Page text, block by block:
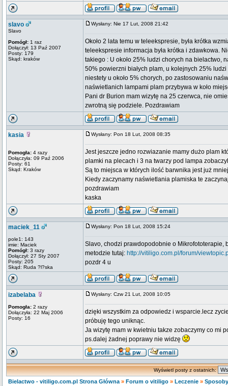
slavo
Slavo
Pomógł: 1 raz
Dołączył: 13 Paź 2007
Posty: 179
Skąd: kraków
Wysłany: Nie 17 Lut, 2008 21:42
Około 2 lata temu w teleekspresie, była krótka
teleekspresie informacja była krótka i zdawkowa.
takiego : U około 25% ludzi chorych na bielactwo,
50% powierzni białych plam, u kolejnych 25%
niestety u około 5% chorych, po zastosowaniu
naświetlanich lampami plam przybywa w koło
Pani dr Burion mam wizytę na 25 czerwca, nie
zwrotną się podziele. Pozdrawiam
kasia
Pomogła: 4 razy
Dołączyła: 09 Paź 2006
Posty: 61
Skąd: Kraków
Wysłany: Pon 18 Lut, 2008 08:35
Jest jeszcze jedno rozwiazanie mamy dużo plam
plamki na plecach i 3 na twarzy pod lampa
Są to miejsca w których ilość barwnika jest już
Kiedy zaczynamy naświetlania plamiska te
pozdrawiam
kaska
maciek_11
pole1: 143
imie: Maciek
Pomógł: 3 razy
Dołączył: 27 Sty 2007
Posty: 205
Skąd: Ruda ?l?ska
Wysłany: Pon 18 Lut, 2008 15:24
Slavo, chodzi prawdopodobnie o Mikrofototerapie,
metodzie tutaj: http://vitiligo.com.pl/forum/
pozdr 4 u
izabelaba
Pomogła: 2 razy
Dołączyła: 22 Maj 2006
Posty: 16
Wysłany: Czw 21 Lut, 2008 10:05
dzięki wszystkim za odpowiedz i wsparcie.lecz
próbuję tego uniknąc.
Ja wizytę mam w kwietniu takze zobaczymy co mi
ps.dalej żadnej poprawy nie widzę
Wyświetl posty z ostatnich:
Bielactwo - vitiligo.com.pl Strona Główna » Forum o vitiligo » Leczenie »